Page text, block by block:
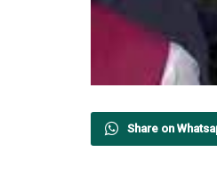
Share on